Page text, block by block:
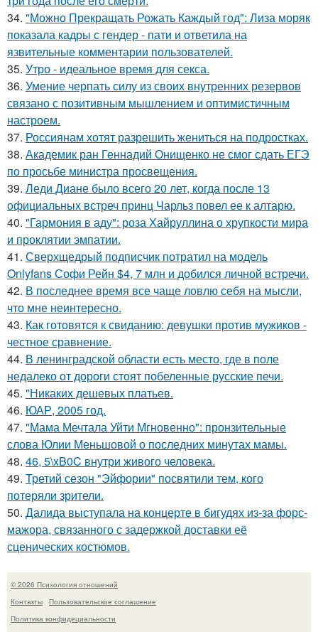
34. "Можно Прекращать Рожать Каждый год": Лиза моряк
показала кадры с гендер - пати и ответила на
язвительные комментарии пользователей.
35. Утро - идеальное время для секса.
36. Умение черпать силу из своих внутренних резервов
связано с позитивным мышлением и оптимистичным
настроем.
37. Россиянам хотят разрешить жениться на подростках.
38. Академик ран Геннадий Онищенко не смог сдать ЕГЭ
по просьбе министра просвещения.
39. Леди Диане было всего 20 лет, когда после 13
официальных встреч принц Чарльз повел ее к алтарю.
40. "Гармония в аду": роза Хайруллина о хрупкости мира
и проклятии эмпатии.
41. Сверхщедрый подписчик потратил на модель
Onlyfans Софи Рейн $4, 7 млн и добился личной встречи.
42. В последнее время все чаще ловлю себя на мысли,
что мне неинтересно.
43. Как готовятся к свиданию: девушки против мужиков -
честное сравнение.
44. В ленинградской области есть место, где в поле
недалеко от дороги стоят побеленные русские печи.
45. "Никаких дешевых платьев.
46. ЮАР, 2005 год.
47. "Мама Мечтала Уйти Мгновенно": пронзительные
слова Юлии Меньшовой о последних минутах мамы.
48. 46, 5\xB0C внутри живого человека.
49. Третий сезон "Эйфории" посвятили тем, кого
потеряли зрители.
50. Далида выступала на концерте в бигудях из-за форс-
мажора, связанного с задержкой доставки её
сценических костюмов.
© 2026 Психология отношений
Контакты
Пользовательское соглашение
Политика конфидециальности